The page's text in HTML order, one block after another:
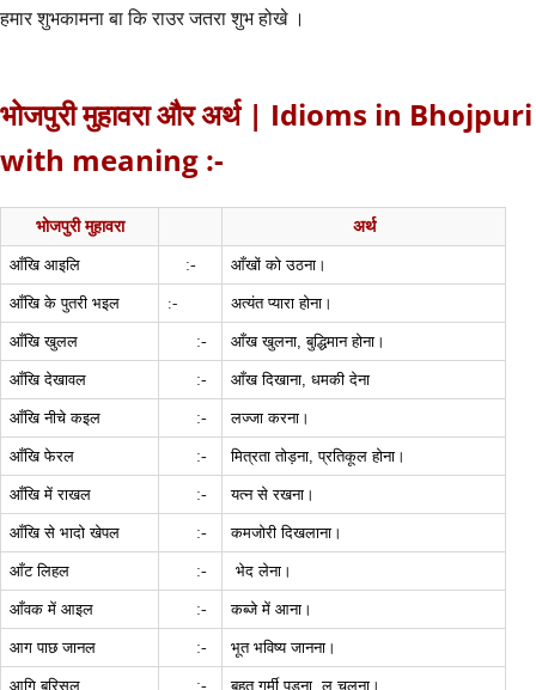
हमार शुभकामना बा कि राउर जतरा शुभ होखे ।
भोजपुरी मुहावरा और अर्थ | Idioms in Bhojpuri
with meaning :-
भोजपुरी मुहावरा अर्थ
आँखि आइलि :- आँखों को उठना।
आँखि के पुतरी भइल :- अत्यंत प्यारा होना।
आँखि खुलल :- आँख खुलना, बुद्धिमान होना।
आँखि देखावल :- आँख दिखाना, धमकी देना
आँखि नीचे कइल :- लज्जा करना।
आँखि फेरल :- मित्रता तोड़ना, प्रतिकूल होना।
आँखि में राखल :- यत्न से रखना।
आँखि से भादो खेपल :- कमजोरी दिखलाना।
आँट लिहल :- भेद लेना।
आँवक में आइल :- कब्जे में आना।
आग पाछ जानल :- भूत भविष्य जानना।
आगि बरिसल :- बहुत गर्मी पड़ना, लू चलना।